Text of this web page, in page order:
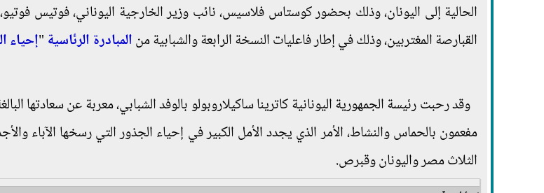
الحالية إلى اليونان، وذلك بحضور كوستاس فلاسيس، نائب وزير الخارجية اليوناني، فوتيس
القبارصة المغتربين، وذلك في إطار فاعليات النسخة الرابعة والشبابية منالمبادرة الرئاسية "إحياء
وقد رحبت رئيسة الجمهورية اليونانية كاترينا ساكيلاروبولو بالوفد الشبابي، معربة عن سعادتها
مفعمون بالحماس والنشاط، الأمر الذي يجدد الأمل الكبير في إحياء الجذور التي رسخها الآباء
الثلاث مصر واليونان وقبرص.